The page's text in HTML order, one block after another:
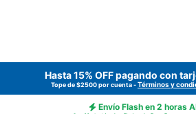
Hasta 15% OFF pagando con
Tope de $2500 por cuenta -Términos y
Envío Flash en 2 horas